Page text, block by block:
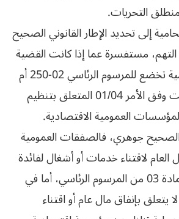
التحريات.
إلى تحديد الإطار القانوني الصحيح
مستفسرة عما إذا كانت القضية
تتعلق بصفقة عمومية تخضع للمرسوم الرئاسي 02-250 أم
بعملية خوصصة تمت وفق الأمر 01/04 المتعلق بتنظيم
العمومية الاقتصادية.
جوهري، فالصفقات العمومية
العام لاقتناء خدمات أو أشغال لفائدة
المرفق العام وفق المادة 03 من المرسوم الرئاسي، أما في
يتعلق بإنفاق مال عام أو اقتناء